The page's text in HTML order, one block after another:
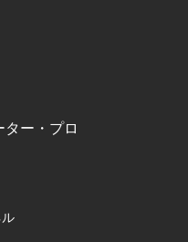
ター・プロ